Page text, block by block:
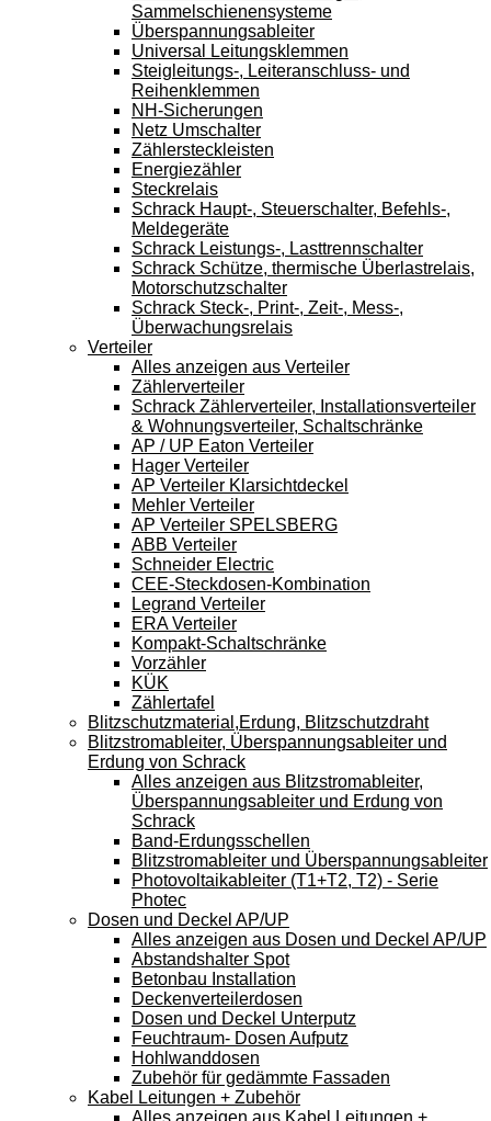
Sammelschienensysteme
Überspannungsableiter
Universal Leitungsklemmen
Steigleitungs-, Leiteranschluss- und
Reihenklemmen
NH-Sicherungen
Netz Umschalter
Zählersteckleisten
Energiezähler
Steckrelais
Schrack Haupt-, Steuerschalter, Befehls-,
Meldegeräte
Schrack Leistungs-, Lasttrennschalter
Schrack Schütze, thermische Überlastrelais,
Motorschutzschalter
Schrack Steck-, Print-, Zeit-, Mess-,
Überwachungsrelais
Verteiler
Alles anzeigen aus Verteiler
Zählerverteiler
Schrack Zählerverteiler, Installationsverteiler
& Wohnungsverteiler, Schaltschränke
AP / UP Eaton Verteiler
Hager Verteiler
AP Verteiler Klarsichtdeckel
Mehler Verteiler
AP Verteiler SPELSBERG
ABB Verteiler
Schneider Electric
CEE-Steckdosen-Kombination
Legrand Verteiler
ERA Verteiler
Kompakt-Schaltschränke
Vorzähler
KÜK
Zählertafel
Blitzschutzmaterial,Erdung, Blitzschutzdraht
Blitzstromableiter, Überspannungsableiter und
Erdung von Schrack
Alles anzeigen aus Blitzstromableiter,
Überspannungsableiter und Erdung von
Schrack
Band-Erdungsschellen
Blitzstromableiter und Überspannungsableiter
Photovoltaikableiter (T1+T2, T2) - Serie
Photec
Dosen und Deckel AP/UP
Alles anzeigen aus Dosen und Deckel AP/UP
Abstandshalter Spot
Betonbau Installation
Deckenverteilerdosen
Dosen und Deckel Unterputz
Feuchtraum- Dosen Aufputz
Hohlwanddosen
Zubehör für gedämmte Fassaden
Kabel Leitungen + Zubehör
Alles anzeigen aus Kabel Leitungen +